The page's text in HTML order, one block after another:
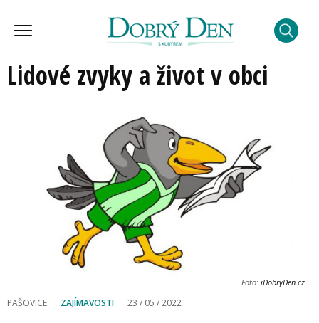
Lidové zvyky a život v obci
Foto: iDobryDen.cz
PAŠOVICE ZAJÍMAVOSTI 23 / 05 / 2022